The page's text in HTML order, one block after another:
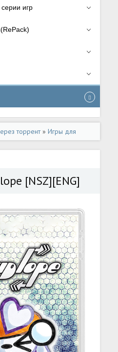
игр
торрент»Игры для
Switch
[NSZ][ENG]